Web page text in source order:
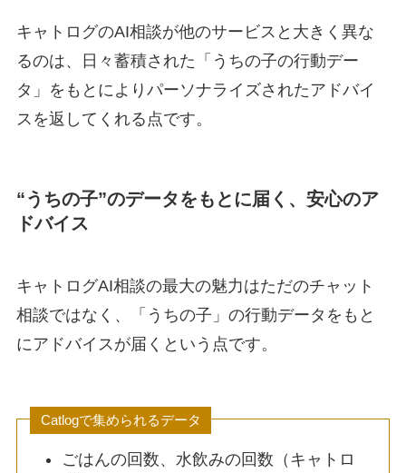
キャトログのAI相談が他のサービスと大きく異な
るのは、日々蓄積された「うちの子の行動デー
タ」をもとに よりパーソナライズされたアドバイ
ス を返してくれる点です。
“うちの子”のデータをもとに届く、安心のア
ドバイス
キャトログAI相談の最大の魅力はただのチャット
相談ではなく、「うちの子」の行動データをもと
にアドバイスが届くという点です。
Catlogで集められるデータ
ごはんの回数、水飲みの回数（キャトロ